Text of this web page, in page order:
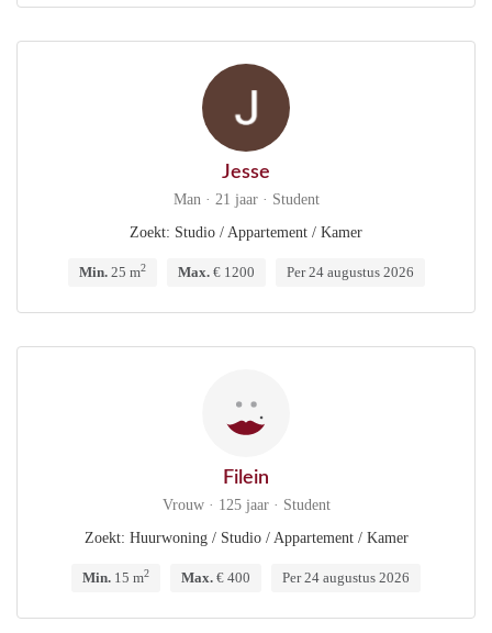
Jesse
Man · 21 jaar · Student
Zoekt: Studio / Appartement / Kamer
Min.25 m2 Max.€ 1200 Per 24 augustus 2026
Filein
Vrouw · 125 jaar · Student
Zoekt: Huurwoning / Studio / Appartement / Kamer
Min. 15 m2 Max. € 400 Per 24 augustus 2026